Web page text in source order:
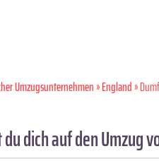
Umzugsunternehmen»England»
dich auf den Umzug